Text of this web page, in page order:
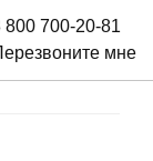
800 700-20-81
мне